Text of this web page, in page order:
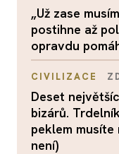
„Už zase
postihne až
opravdu
CIVILIZACE
Deset
bizárů.
peklem
není)